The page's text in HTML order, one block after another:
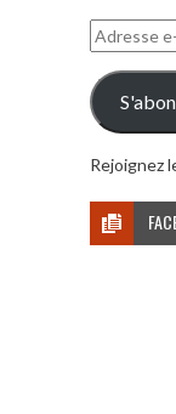
Adresse
e-
mail
Rejoignez